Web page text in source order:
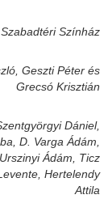
Színház
Geszti Péter és
Grecsó Krisztián
Dániel,
D. Varga Ádám,
Ádám, Ticz
Hertelendy
Attila